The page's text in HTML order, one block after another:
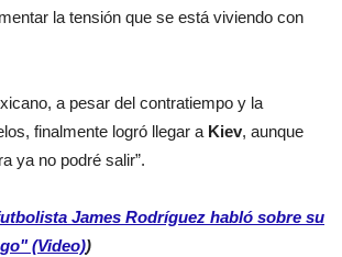
la tensión que se está viviendo con
a pesar del contratiempo y la
finalmente logró llegar a Kiev, aunque
ya no podré salir”.
James Rodríguez habló sobre su
(Video))